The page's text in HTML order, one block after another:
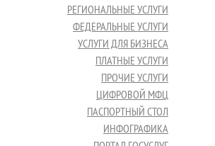
РЕГИОНАЛЬНЫЕ УСЛУГИ
ФЕДЕРАЛЬНЫЕ УСЛУГИ
УСЛУГИ ДЛЯ БИЗНЕСА
ПЛАТНЫЕ УСЛУГИ
ПРОЧИЕ УСЛУГИ
ЦИФРОВОЙ МФЦ
ПАСПОРТНЫЙ СТОЛ
ИНФОГРАФИКА